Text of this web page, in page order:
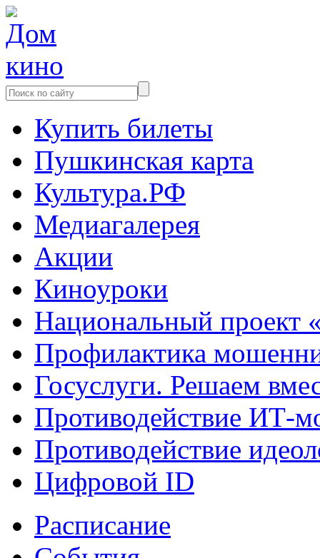
Купить билеты
Пушкинская карта
Культура.РФ
Медиагалерея
Акции
Киноуроки
Национальный проект
Профилактика
Госуслуги. Решаем
Противодействие ИТ-
Противодействие
Цифровой ID
Расписание